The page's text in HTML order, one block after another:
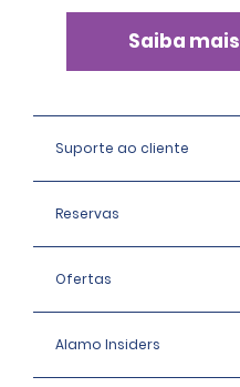
Saiba mais
Suporte ao cliente
Reservas
Ofertas
Alamo Insiders